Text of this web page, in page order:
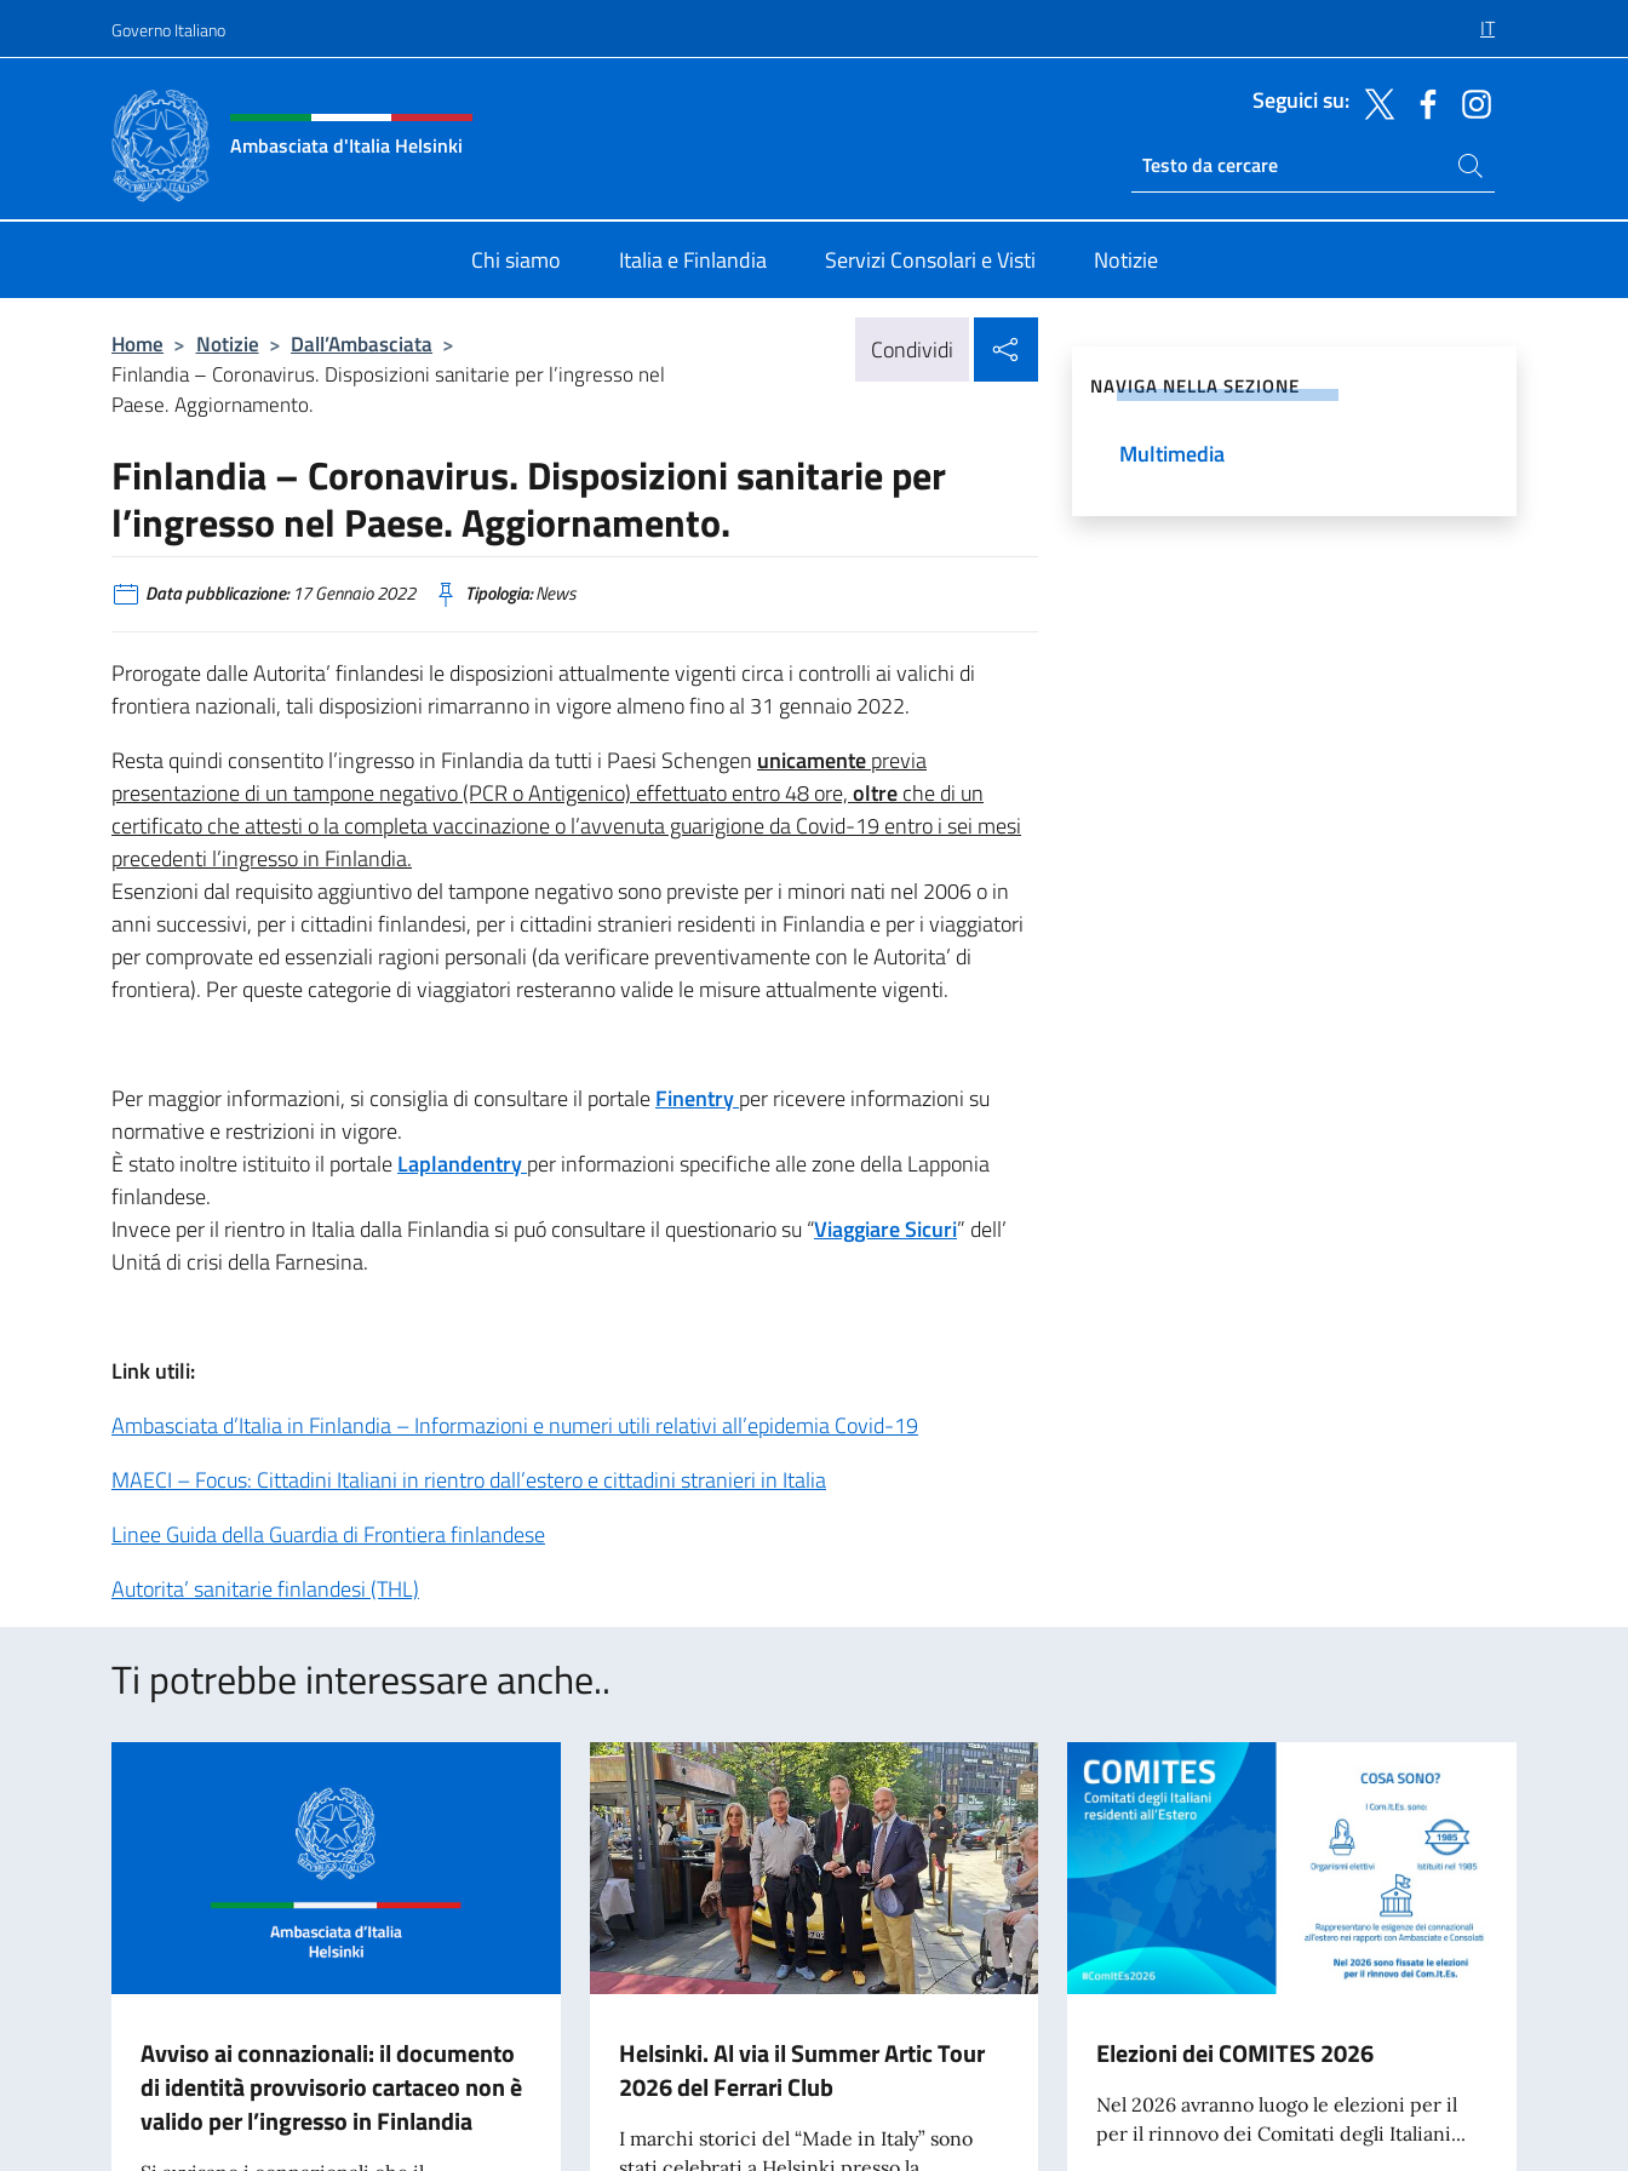
Governo Italiano IT
Intestazione sito, social e menù
Ambasciata d'Italia Helsinki
Seguici su:
Ricerca sito live
Cerca nel sito
Chi siamo Italia e Finlandia Servizi Consolari e Visti Notizie
Home > Notizie > Dall’Ambasciata >
Finlandia – Coronavirus. Disposizioni sanitarie per l’ingresso nel
Paese. Aggiornamento.
Condividi
Finlandia – Coronavirus. Disposizioni sanitarie per
l’ingresso nel Paese. Aggiornamento.
Data pubblicazione:17 Gennaio 2022 Tipologia:News
Prorogate dalle Autorita’ finlandesi le disposizioni attualmente vigenti circa i controlli ai valichi di
frontiera nazionali, tali disposizioni rimarranno in vigore almeno fino al 31 gennaio 2022.
Resta quindi consentito l’ingresso in Finlandia da tutti i Paesi Schengen unicamenteprevia
presentazione di un tampone negativo (PCR o Antigenico) effettuato entro 48 ore,oltreche di un
certificato che attesti o la completa vaccinazione o l’avvenuta guarigione da Covid-19 entro i sei mesi
precedenti l’ingresso in Finlandia.
Esenzioni dal requisito aggiuntivo del tampone negativo sono previste per i minori nati nel 2006 o in
anni successivi, per i cittadini finlandesi, per i cittadini stranieri residenti in Finlandia e per i viaggiatori
per comprovate ed essenziali ragioni personali (da verificare preventivamente con le Autorita’ di
frontiera). Per queste categorie di viaggiatori resteranno valide le misure attualmente vigenti.
Per maggior informazioni, si consiglia di consultare il portaleFinentryper ricevere informazioni su
normative e restrizioni in vigore.
È stato inoltre istituito il portaleLaplandentryper informazioni specifiche alle zone della Lapponia
finlandese.
Invece per il rientro in Italia dalla Finlandia si puó consultare il questionario su “Viaggiare Sicuri” dell’
Unitá di crisi della Farnesina.
Link utili:
Ambasciata d’Italia in Finlandia – Informazioni e numeri utili relativi all’epidemia Covid-19
MAECI – Focus: Cittadini Italiani in rientro dall’estero e cittadini stranieri in Italia
Linee Guida della Guardia di Frontiera finlandese
Autorita’ sanitarie finlandesi (THL)
NAVIGA NELLA SEZIONE
Multimedia
Ti potrebbe interessare anche..
Avviso ai connazionali: il documento
di identità provvisorio cartaceo non è
valido per l’ingresso in Finlandia
Helsinki. Al via il Summer Artic Tour
2026 del Ferrari Club
I marchi storici del “Made in Italy” sono
Elezioni dei COMITES 2026
Nel 2026 avranno luogo le elezioni per il
per il rinnovo dei Comitati degli Italiani...